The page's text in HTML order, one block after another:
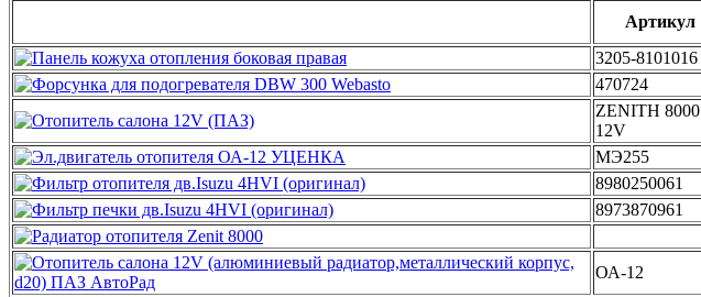
Артикул
3205-8101016
470724
ZENITH 8000
12V
МЭ255
8980250061
8973870961
ОА-12